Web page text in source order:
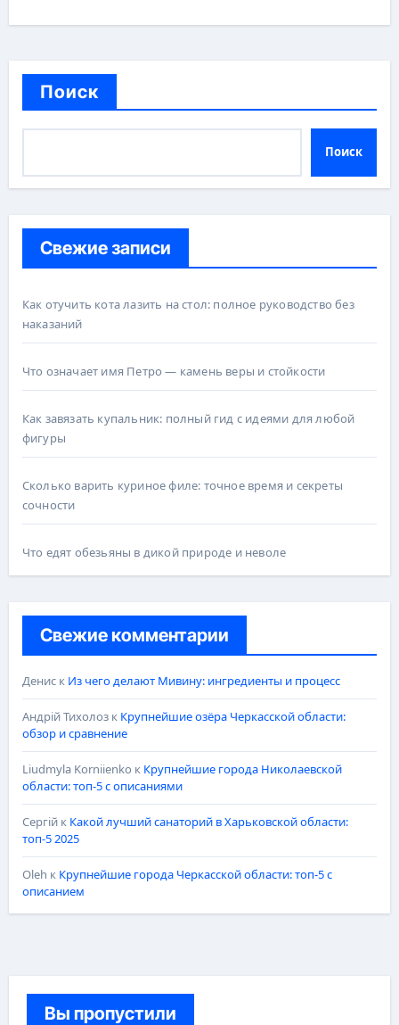
Поиск
Поиск
Свежие записи
Как отучить кота лазить на стол: полное руководство без
наказаний
Что означает имя Петро — камень веры и стойкости
Как завязать купальник: полный гид с идеями для любой
фигуры
Сколько варить куриное филе: точное время и секреты
сочности
Что едят обезьяны в дикой природе и неволе
Свежие комментарии
Дениск Из чего делают Мивину: ингредиенты и процесс
Андрій Тихолозк Крупнейшие озёра Черкасской области:
обзор и сравнение
Liudmyla Korniienko к Крупнейшие города Николаевской
области: топ-5 с описаниями
Сергійк Какой лучший санаторий в Харьковской области:
топ-5 2025
Oleh к Крупнейшие города Черкасской области: топ-5 с
описанием
Вы пропустили